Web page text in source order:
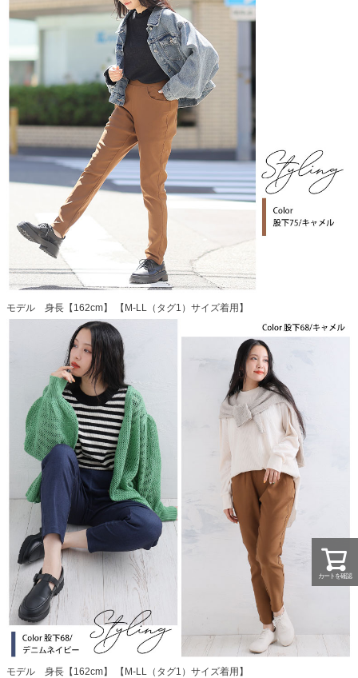
モデル 身長【162cm】 【M-LL（タグ1）サイズ着用】
モデル 身長【162cm】 【M-LL（タグ1）サイズ着用】
カートを確認